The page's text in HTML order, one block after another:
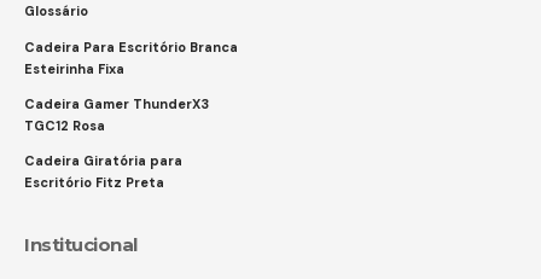
Glossário
Cadeira Para Escritório Branca
Esteirinha Fixa
Cadeira Gamer ThunderX3
TGC12 Rosa
Cadeira Giratória para
Escritório Fitz Preta
Institucional